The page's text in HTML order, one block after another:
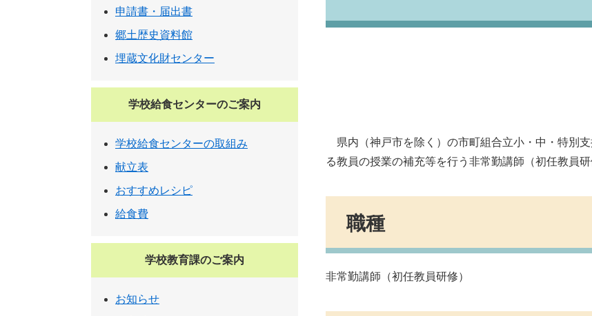
県内（神戸市を除く）の市町組合立小・中・特別
る教員の授業の補充等を行う非常勤講師（初任教員
職種
非常勤講師（初任教員研修）
申請書・届出書
郷土歴史資料館
埋蔵文化財センター
学校給食センターのご案内
学校給食センターの取組み
献立表
おすすめレシピ
給食費
学校教育課のご案内
お知らせ